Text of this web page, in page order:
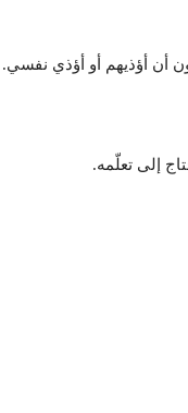
أن أؤذيهم أو أؤذي نفسي.
إلى تعلّمه.